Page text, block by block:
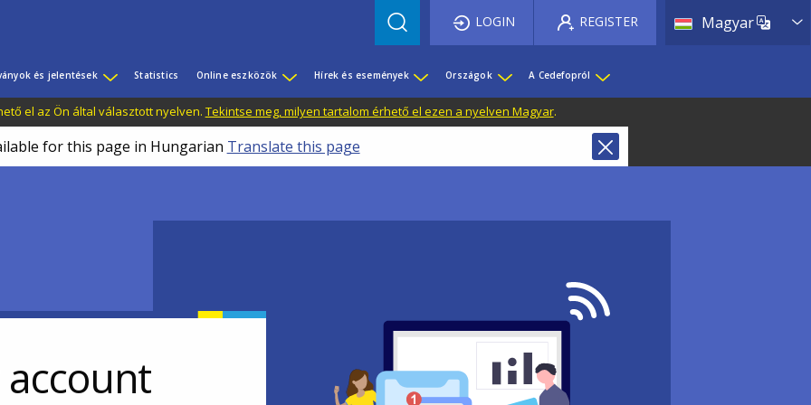
Magyar List
LOGIN REGISTER
és jelentések Statistics Online eszközök Hírek és események Országok A Cedefopról
el az Ön által választott nyelven. Tekintse meg, milyen tartalom érhető el ezen a nyelven Magyar.
for this page in Hungarian Translate this page